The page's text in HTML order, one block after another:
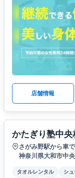
店舗情報
かたぎり塾中央
さがみ野駅から車
神奈川県大和市中
タオルレンタル シ